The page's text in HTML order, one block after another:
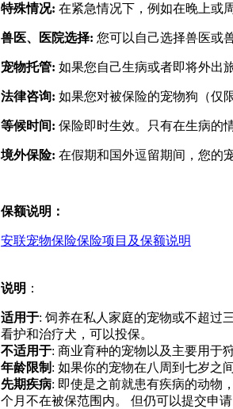
特殊情况: 在紧急情况下，例如在晚上或
兽医、医院选择: 您可以自己选择兽医或
宠物托管: 如果您自己生病或者即将外出
法律咨询: 如果您对被保险的宠物狗（仅
等候时间: 保险即时生效。只有在生病的
境外保险: 在假期和国外逗留期间，您的
保额说明：
安联宠物保险保险项目及保额说明
说明 ：
适用于: 饲养在私人家庭的宠物或不超过
看护和治疗犬，可以投保。
不适用于: 商业育种的宠物以及主要用于
年龄限制 : 如果你的宠物在八周到七岁之
先期疾病: 即使是之前就患有疾病的动物
个月不在被保范围内。 但仍可以提交申请